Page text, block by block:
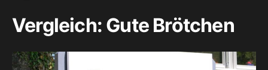
Vergleich: Gute Brötchen